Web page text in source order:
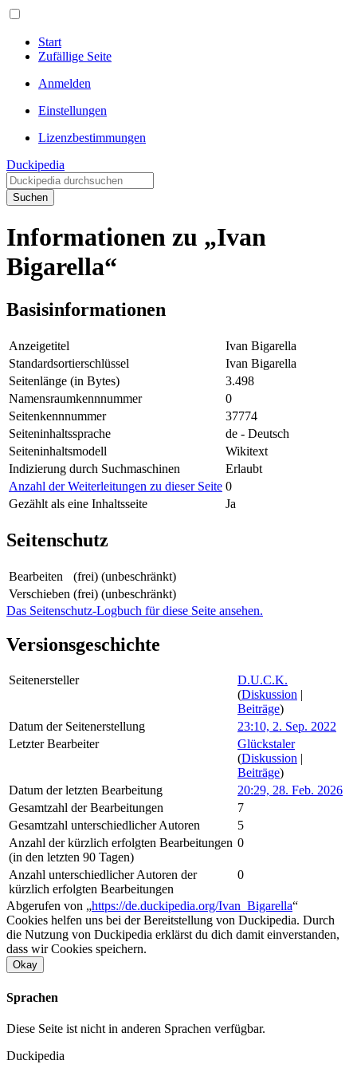
Start
Zufällige Seite
Anmelden
Einstellungen
Lizenzbestimmungen
Duckipedia
Suchen
Informationen zu „Ivan
Bigarella“
Basisinformationen
Anzeigetitel
Ivan Bigarella
Standardsortierschlüssel
Ivan Bigarella
Seitenlänge (in Bytes)
3.498
Namensraumkennnummer
0
Seitenkennnummer
37774
Seiteninhaltssprache
de - Deutsch
Seiteninhaltsmodell
Wikitext
Indizierung durch Suchmaschinen
Erlaubt
Anzahl der Weiterleitungen zu dieser Seite 0
Gezählt als eine Inhaltsseite
Ja
Seitenschutz
Bearbeiten
(frei) (unbeschränkt)
Verschieben (frei) (unbeschränkt)
Das Seitenschutz-Logbuch für diese Seite ansehen.
Versionsgeschichte
Seitenersteller
D.U.C.K.
(Diskussion |
Beiträge)
Datum der Seitenerstellung
23:10, 2. Sep. 2022
Letzter Bearbeiter
Glückstaler
(Diskussion |
Beiträge)
Datum der letzten Bearbeitung
20:29, 28. Feb. 2026
Gesamtzahl der Bearbeitungen
7
Gesamtzahl unterschiedlicher Autoren
5
Anzahl der kürzlich erfolgten Bearbeitungen
(in den letzten 90 Tagen)
0
Anzahl unterschiedlicher Autoren der
kürzlich erfolgten Bearbeitungen
0
Abgerufen von „https://de.duckipedia.org/Ivan_Bigarella“
Cookies helfen uns bei der Bereitstellung von Duckipedia. Durch
die Nutzung von Duckipedia erklärst du dich damit einverstanden,
dass wir Cookies speichern.
Okay
Sprachen
Diese Seite ist nicht in anderen Sprachen verfügbar.
Duckipedia